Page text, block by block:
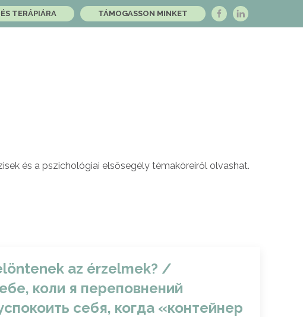
TERÁPIÁRA TÁMOGASSON MINKET
és a pszichológiai elsősegély témaköreiről olvashat.
az érzelmek? /
коли я переповнений
себя, когда «контейнер